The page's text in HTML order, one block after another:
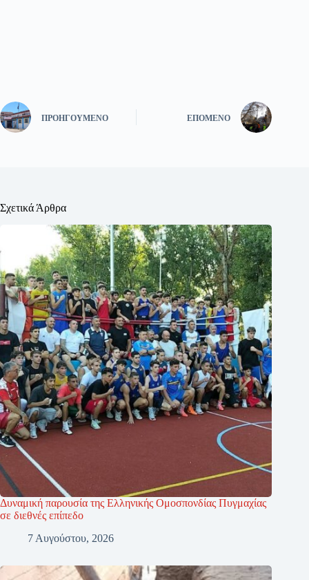
ΠΡΟΗΓΟΎΜΕΝΟ ΕΠΌΜΕΝΟ
Σχετικά Άρθρα
Δυναμική παρουσία της Ελληνικής Ομοσπονδίας Πυγμαχίας
σε διεθνές επίπεδο
7 Αυγούστου, 2026